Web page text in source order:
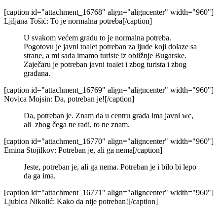
[caption id="attachment_16768" align="aligncenter" width="960"]
Ljiljana Tošić: To je normalna potreba[/caption]
U svakom većem gradu to je normalna potreba.
Pogotovu je javni toalet potreban za ljude koji dolaze sa
strane, a mi sada imamo turiste iz obližnje Bugarske.
Zaječaru je potreban javni toalet i zbog turista i zbog
građana.
[caption id="attachment_16769" align="aligncenter" width="960"]
Novica Mojsin: Da, potreban je![/caption]
Da, potreban je. Znam da u centru grada ima javni wc,
ali zbog čega ne radi, to ne znam.
[caption id="attachment_16770" align="aligncenter" width="960"]
Emina Stojilkov: Potreban je, ali ga nema[/caption]
Jeste, potreban je, ali ga nema. Potreban je i bilo bi lepo
da ga ima.
[caption id="attachment_16771" align="aligncenter" width="960"]
Ljubica Nikolić: Kako da nije potreban![/caption]